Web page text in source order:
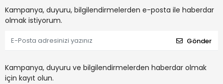
Kampanya, duyuru, bilgilendirmelerden e-posta ile haberdar
olmak istiyorum.
Gönder
Kampanya, duyuru ve bilgilendirmelerden haberdar olmak
için kayıt olun.